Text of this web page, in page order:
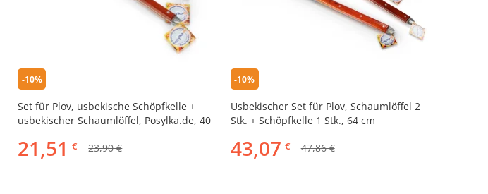
-10%
Set für Plov, usbekische Schöpfkelle +
usbekischer Schaumlöffel, Posylka.de, 40
21,51 € 23,90 €
-10%
Usbekischer Set für Plov, Schaumlöffel 2
Stk. + Schöpfkelle 1 Stk., 64 cm
43,07 € 47,86 €